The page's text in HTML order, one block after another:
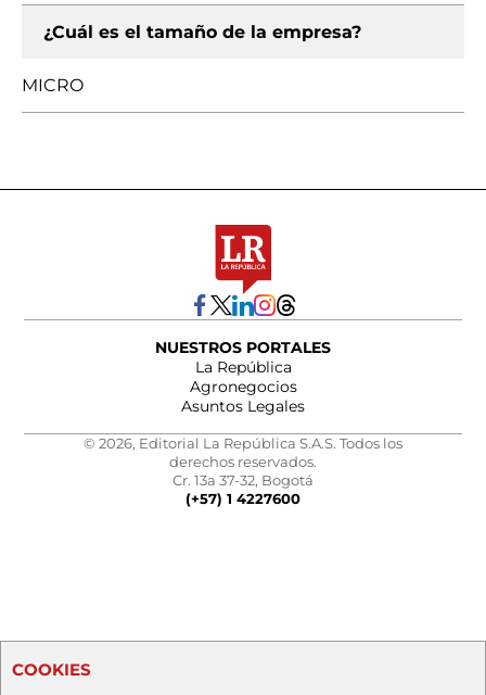
¿Cuál es el tamaño de la empresa?
MICRO
NUESTROS PORTALES
La República
Agronegocios
Asuntos Legales
© 2026, Editorial La República S.A.S. Todos los
derechos reservados.
Cr. 13a 37-32, Bogotá
(+57) 1 4227600
COOKIES